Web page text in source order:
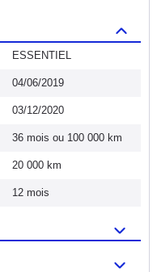
ESSENTIEL
04/06/2019
03/12/2020
36 mois ou 100 000 km
20 000 km
12 mois